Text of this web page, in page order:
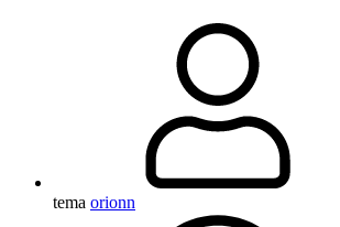
tema orionn